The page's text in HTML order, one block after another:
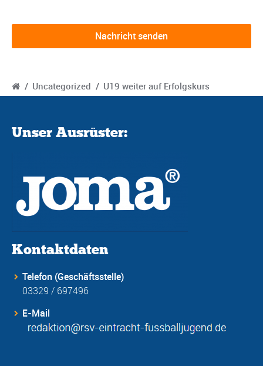
/ Uncategorized / U19 weiter auf Erfolgskurs
Unser Ausrüster:
Kontaktdaten
Telefon (Geschäftsstelle)
03329 / 697496
E-Mail